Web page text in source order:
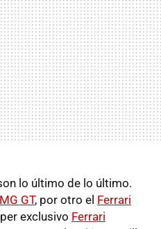
lo último de lo último.
GT, por otro el Ferrari
exclusivo Ferrari